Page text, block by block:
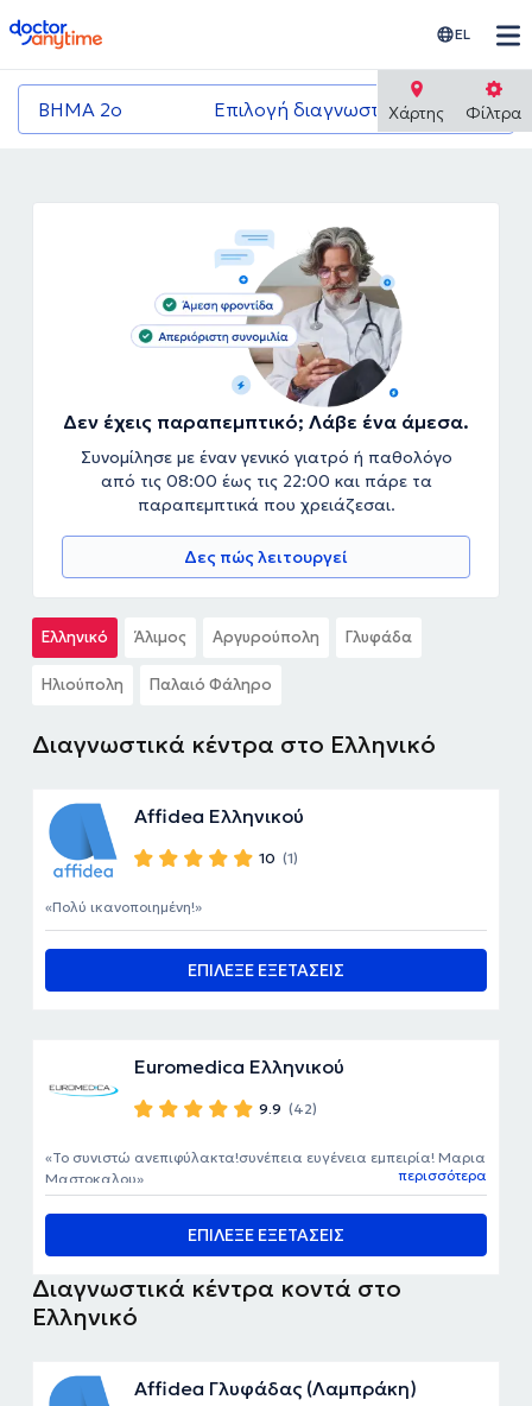
doctoranytime EL
ΒΗΜΑ 2ο Επιλογή διαγνωστικού κέντρου
Χάρτης Φίλτρα
Δεν έχεις παραπεμπτικό; Λάβε ένα άμεσα.
Συνομίλησε με έναν γενικό γιατρό ή παθολόγο
από τις 08:00 έως τις 22:00 και πάρε τα
παραπεμπτικά που χρειάζεσαι.
Δες πώς λειτουργεί
Ελληνικό Άλιμος Αργυρούπολη Γλυφάδα
Ηλιούπολη Παλαιό Φάληρο
Διαγνωστικά κέντρα στο Ελληνικό
Affidea Ελληνικού
10 (1)
ΕΠΙΛΕΞΕ ΕΞΕΤΑΣΕΙΣ
Πολύ ικανοποιημένη!
Euromedica Ελληνικού
9.9 (42)
ΕΠΙΛΕΞΕ ΕΞΕΤΑΣΕΙΣ
Το συνιστώ ανεπιφύλακτα!συνέπεια ευγένεια εμπειρία! Μαρια
Μαστοκαλου
περισσότερα
Διαγνωστικά κέντρα κοντά στο
Ελληνικό
Affidea Γλυφάδας (Λαμπράκη)